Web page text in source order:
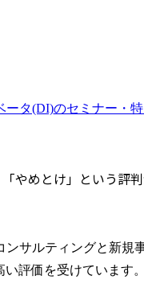
ータ(DI)のセミナー・
やめとけ」という評
サルティングと新規
評価を受けています